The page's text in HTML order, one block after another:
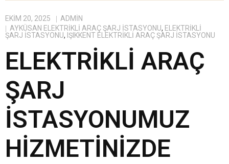
EKIM 20, 2025
ADMIN
AYKÜSAN ELEKTRIKLI ARAÇ ŞARJ İSTASYONU, ELEKTRIKLI
ŞARJ İSTASYONU, IŞIKKENT ELEKTRIKLI ARAÇ ŞARJ İSTASYONU
ELEKTRIKLI ARAÇ
ŞARJ
İSTASYONUMUZ
HIZMETINIZDE